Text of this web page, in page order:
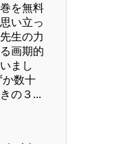
を無料
い立っ
生の力
画期的
まし
か数十
の３...